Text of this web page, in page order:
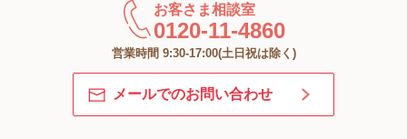
お客さま相談室
0120-11-4860
営業時間 9:30-17:00(土日祝は除く)
メールでのお問い合わせ